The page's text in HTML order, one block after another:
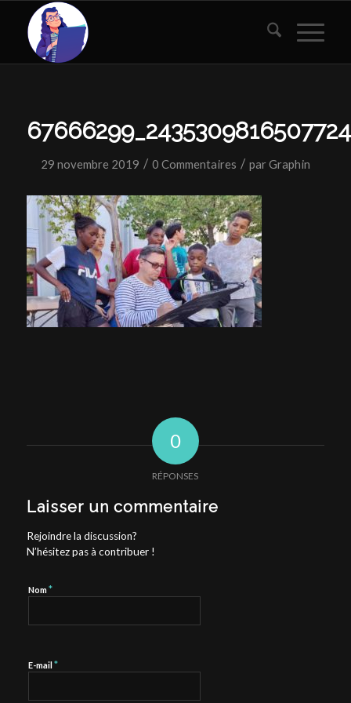
29 novembre 2019 / 0 Commentaires / parGraphin
0
RÉPONSES
Laisser un commentaire
Rejoindre la discussion?
N’hésitez pas à contribuer !
Nom*
E-mail *